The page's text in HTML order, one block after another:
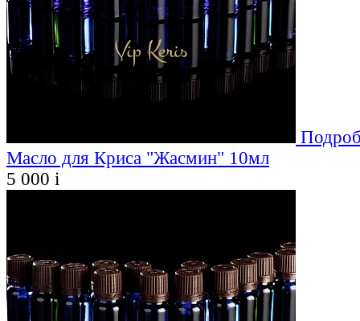
Масло для Криса "Жасмин" 10мл
5 000 i